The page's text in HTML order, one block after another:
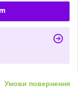
Умови повернення